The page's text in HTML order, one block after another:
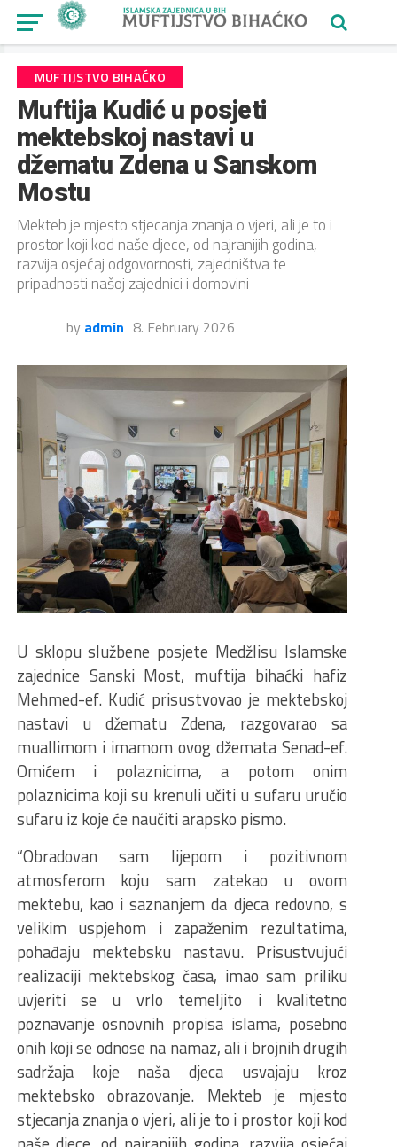
MUFTIJSTVO BIHAĆKO
Muftija Kudić u posjeti
mektebskoj nastavi u
džematu Zdena u Sanskom
Mostu
Mekteb je mjesto stjecanja znanja o vjeri, ali je to i
prostor koji kod naše djece, od najranijih godina,
razvija osjećaj odgovornosti, zajedništva te
pripadnosti našoj zajednici i domovini
by admin 8. February 2026
U sklopu službene posjete Medžlisu Islamske
zajednice Sanski Most, muftija bihaćki hafiz
Mehmed-ef. Kudić prisustvovao je mektebskoj
nastavi u džematu Zdena, razgovarao sa
muallimom i imamom ovog džemata Senad-ef.
Omićem i polaznicima, a potom onim
polaznicima koji su krenuli učiti u sufaru uručio
sufaru iz koje će naučiti arapsko pismo.
“Obradovan sam lijepom i pozitivnom
atmosferom koju sam zatekao u ovom
mektebu, kao i saznanjem da djeca redovno, s
velikim uspjehom i zapaženim rezultatima,
pohađaju mektebsku nastavu. Prisustvujući
realizaciji mektebskog časa, imao sam priliku
uvjeriti se u vrlo temeljito i kvalitetno
poznavanje osnovnih propisa islama, posebno
onih koji se odnose na namaz, ali i brojnih drugih
sadržaja koje naša djeca usvajaju kroz
mektebsko obrazovanje. Mekteb je mjesto
stjecanja znanja o vjeri, ali je to i prostor koji kod